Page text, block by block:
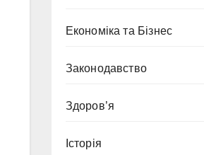
Економіка та Бізнес
Законодавство
Здоров’я
Історія